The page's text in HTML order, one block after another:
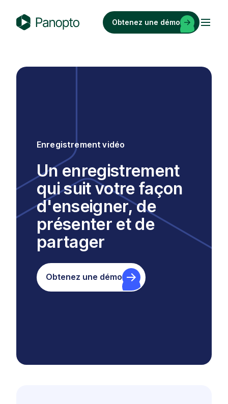
o
Obtenez une démo
Enregistrement vidéo
Un enregistrement
qui suit votre façon
d'enseigner, de
présenter et de
partager
Obtenez une démo